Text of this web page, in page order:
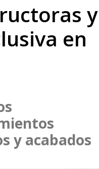
y
en
y acabados